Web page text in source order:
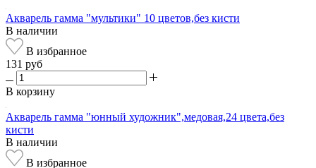
Акварель гамма "мультики" 10 цветов,без кисти
В наличии
В избранное
131 руб
В корзину
Акварель гамма "юнный художник",медовая,24 цвета,без
кисти
В наличии
В избранное